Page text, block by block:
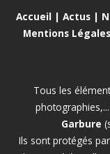
Accueil | Actus|
Mentions Légales
Tous les
Garbure
Ils sont protégés